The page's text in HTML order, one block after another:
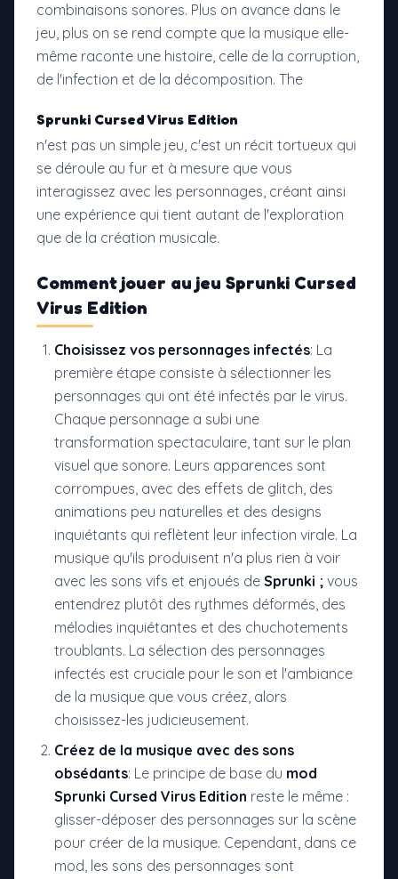
combinaisons sonores. Plus on avance dans le
jeu, plus on se rend compte que la musique elle-
même raconte une histoire, celle de la corruption,
de l'infection et de la décomposition. The
Sprunki Cursed Virus Edition
n'est pas un simple jeu, c'est un récit tortueux qui
se déroule au fur et à mesure que vous
interagissez avec les personnages, créant ainsi
une expérience qui tient autant de l'exploration
que de la création musicale.
Comment jouer aujeu Sprunki Cursed
Virus Edition
Choisissez vos personnages infectés: La
première étape consiste à sélectionner les
personnages qui ont été infectés par le virus.
Chaque personnage a subi une
transformation spectaculaire, tant sur le plan
visuel que sonore. Leurs apparences sont
corrompues, avec des effets de glitch, des
animations peu naturelles et des designs
inquiétants qui reflètent leur infection virale. La
musique qu'ils produisent n'a plus rien à voir
avec les sons vifs et enjoués de Sprunki ; vous
entendrez plutôt des rythmes déformés, des
mélodies inquiétantes et des chuchotements
troublants. La sélection des personnages
infectés est cruciale pour le son et l'ambiance
de la musique que vous créez, alors
choisissez-les judicieusement.
Créez de la musique avec des sons
obsédants: Le principe de base du mod
Sprunki Cursed Virus Edition reste le même :
glisser-déposer des personnages sur la scène
pour créer de la musique. Cependant, dans ce
mod, les sons des personnages sont